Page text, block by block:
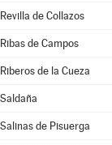
Revilla de Collazos
Ribas de Campos
Riberos de la Cueza
Saldaña
Salinas de Pisuerga